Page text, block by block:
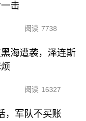
击
阅读 7738
海遭袭，泽连斯
阅读 16327
，军队不买账